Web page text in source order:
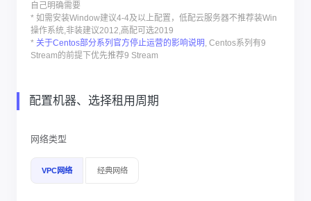
自己明确需要
* 如需安装Window建议4-4及以上配置，低配云服务器不推荐装Win
操作系统,非装建议2012,高配可选2019
* 关于Centos部分系列官方停止运营的影响说明, Centos系列有9
Stream的前提下优先推荐9 Stream
配置机器、选择租用周期
网络类型
VPC网络 经典网络